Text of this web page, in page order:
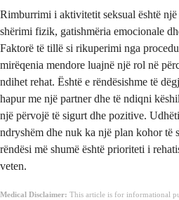
Rimburrimi i aktivitetit seksual është
shërimi fizik, gatishmëria emocionale
Faktorë të tillë si rikuperimi nga
mirëqenia mendore luajnë një rol në
ndihet rehat. Është e rëndësishme të
hapur me një partner dhe të ndiqni
një përvojë të sigurt dhe pozitive.
ndryshëm dhe nuk ka një plan kohor të
rëndësi më shumë është prioriteti i
veten.
Medical Disclaimer: This article is for informational